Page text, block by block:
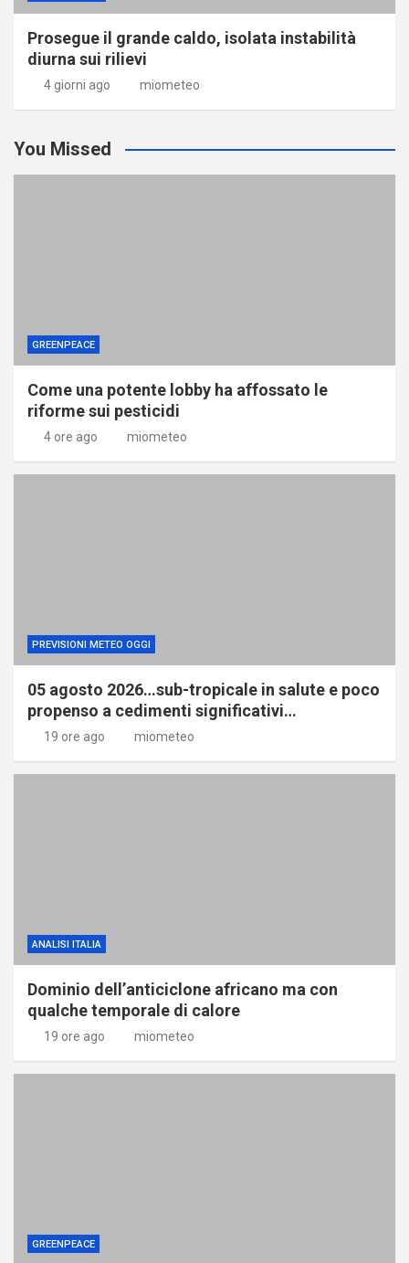
Prosegue il grande caldo, isolata instabilità
diurna sui rilievi
4 giorni ago miometeo
You Missed
GREENPEACE
Come una potente lobby ha affossato le
riforme sui pesticidi
4 ore ago miometeo
PREVISIONI METEO OGGI
05 agosto 2026…sub-tropicale in salute e poco
propenso a cedimenti significativi…
19 ore ago miometeo
ANALISI ITALIA
Dominio dell’anticiclone africano ma con
qualche temporale di calore
19 ore ago miometeo
GREENPEACE